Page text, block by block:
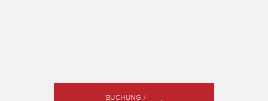
BUCHUNG /